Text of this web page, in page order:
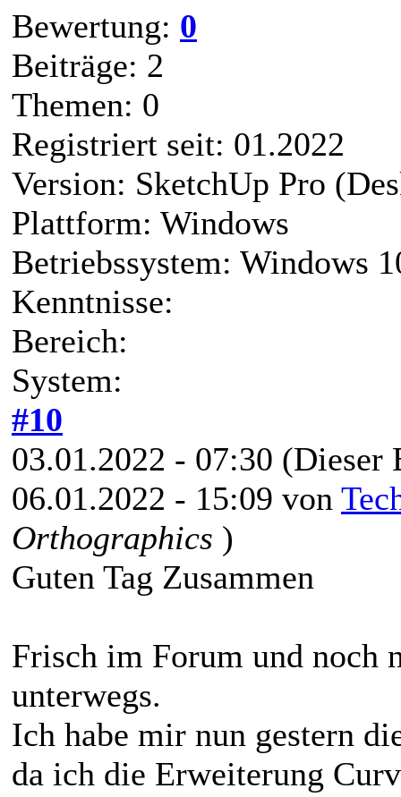
Bewertung: 0
Beiträge: 2
Themen: 0
Registriert seit: 01.2022
Version: SketchUp Pro
Plattform: Windows
Betriebssystem: Windows
Kenntnisse:
Bereich:
System:
#10
03.01.2022 - 07:30 (Dieser
06.01.2022 - 15:09 von
Orthographics )
Guten Tag Zusammen
Frisch im Forum und noch
unterwegs.
Ich habe mir nun gestern
da ich die Erweiterung